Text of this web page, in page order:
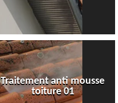
Traitement anti mousse
toiture 01